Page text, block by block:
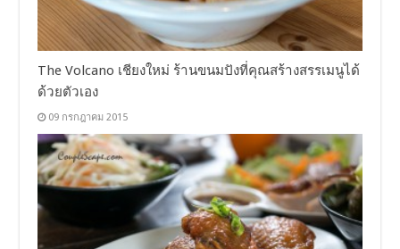
The Volcano เชียงใหม่ ร้านขนมปังที่คุณสร้างสรรเมนูได้
ด้วยตัวเอง
09 กรกฎาคม 2015